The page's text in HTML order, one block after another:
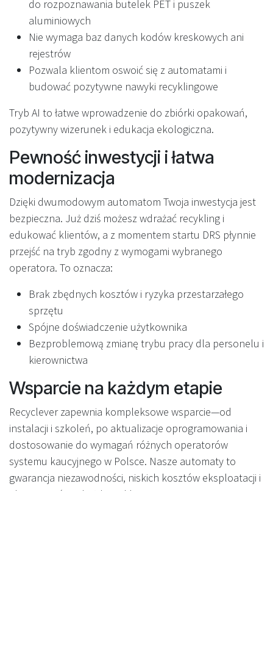
do rozpoznawania butelek PET i puszek
aluminiowych
Nie wymaga baz danych kodów kreskowych ani
rejestrów
Pozwala klientom oswoić się z automatami i
budować pozytywne nawyki recyklingowe
Tryb AI to łatwe wprowadzenie do zbiórki opakowań,
pozytywny wizerunek i edukacja ekologiczna.
Pewność inwestycji i łatwa
modernizacja
Dzięki dwumodowym automatom Twoja inwestycja jest
bezpieczna. Już dziś możesz wdrażać recykling i
edukować klientów, a z momentem startu DRS płynnie
przejść na tryb zgodny z wymogami wybranego
operatora. To oznacza:
Brak zbędnych kosztów i ryzyka przestarzałego
sprzętu
Spójne doświadczenie użytkownika
Bezproblemową zmianę trybu pracy dla personelu i
kierownictwa
Wsparcie na każdym etapie
Recyclever zapewnia kompleksowe wsparcie—od
instalacji i szkoleń, po aktualizacje oprogramowania i
dostosowanie do wymagań różnych operatorów
systemu kaucyjnego w Polsce. Nasze automaty to
gwarancja niezawodności, niskich kosztów eksploatacji i
elastyczności w każdym sklepie.